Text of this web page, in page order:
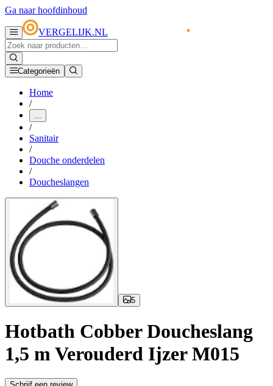
Ga naar hoofdinhoud
VERGELIJK.NL
Categorieën
Home
/
...
/
Sanitair
/
Douche onderdelen
/
Doucheslangen
5
Hotbath Cobber Doucheslang
1,5 m Verouderd Ijzer M015